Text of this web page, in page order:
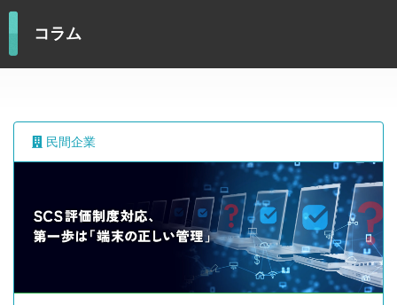
コラム
民間企業